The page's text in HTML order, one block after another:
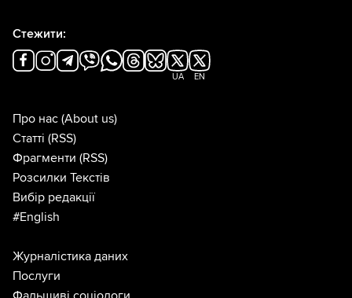
Стежити:
UA EN
Про нас (About us)
Статті (RSS)
Фрагменти (RSS)
Розсилки Текстів
Вибір редакції
#English
Журналістика даних
Послуги